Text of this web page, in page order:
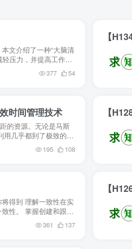
文介绍了一种“大脑清
压力，并提高工作效
...
377 54
【
时间管理技术
的资源。无论是马斯
用几乎都到了极致的地
195 108
【
得到 理解一致性在实
性。 掌握创建和跟踪
...
361 137
【